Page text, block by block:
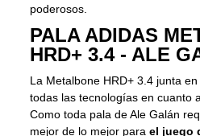
poderosos.
PALA ADIDAS
HRD+ 3.4 - ALE
La Metalbone HRD+ 3.4 junta
todas las tecnologías en cuanto
Como toda pala de Ale Galán
mejor de lo mejor parael juego